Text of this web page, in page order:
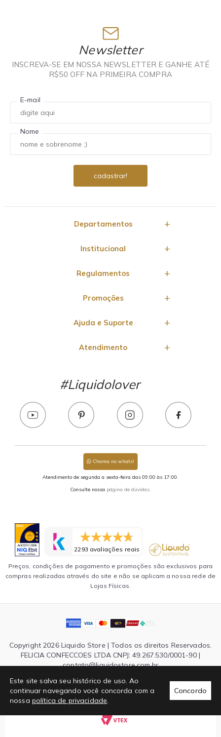
Este site salva seu histórico de uso. Ao
continuar navegando você concorda com a
nossa política de privacidade.
Concordo
Newsletter
INSCREVA-SE EM NOSSA NEWSLETTER E GANHE ATÉ
R$50 OFF NA PRIMEIRA COMPRA
E-mail
Nome
Departamentos
Institucional
Regulamentos
Promoções
Ajuda e Suporte
Atendimento
#Liquidolover
Chama no whats!
Atendimento de segunda a sexta-feira das 09:00 às 17:00.
Consulte nossa página de dúvidas.
2293 avaliações reais
Preços, condições de pagamento e promoções são exclusivos para
compras realizadas através do site e não se aplicam a nossa rede de
Lojas Físicas.
Copyright 2026 Liquido Store | Todos os direitos Reservados.
FELICIA CONFECCOES LTDA CNPJ: 49.267.530/0001-90 |
contato@liquidostore.com.br
000